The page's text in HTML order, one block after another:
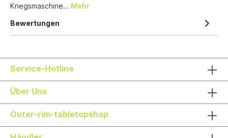
Kriegsmaschine… Mehr
Bewertungen
Service-Hotline
Über Uns
Outer-rim-tabletopshop